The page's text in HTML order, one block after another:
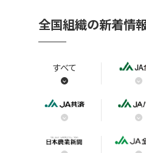
全国組織の新着情
すべて